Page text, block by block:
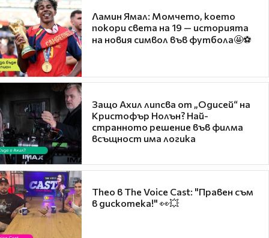
Ламин Ямал: Момчето, което
покори света на 19 — историята
на новия символ във футбола🤩⚽
Защо Ахил липсва от „Одисей“ на
Кристофър Нолън? Най-
странното решение във филма
всъщност има логика
Theo в The Voice Cast: "Правен съм
в дискотека!" 👀💥